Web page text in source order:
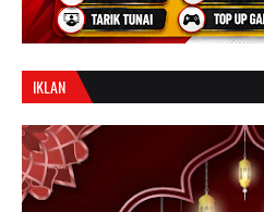
IKLAN